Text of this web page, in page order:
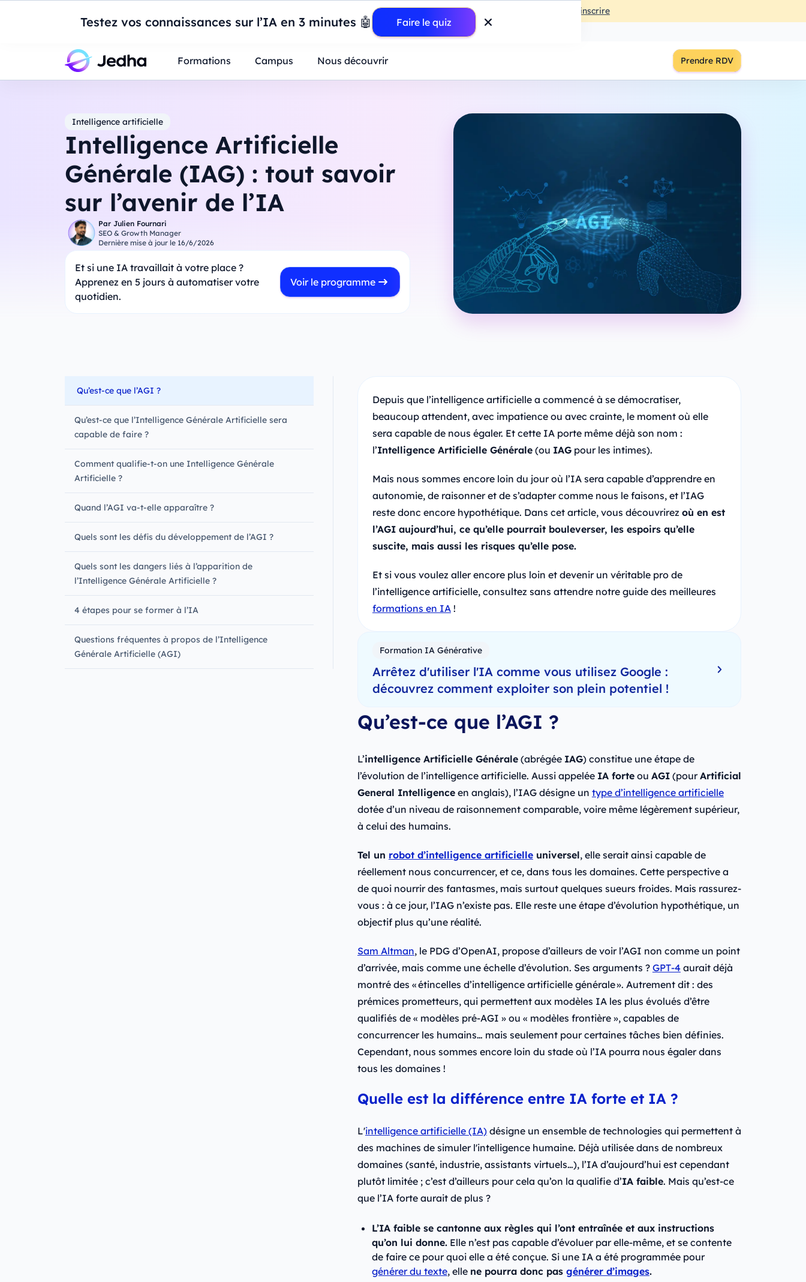
Testez vos connaissances sur l’IA en 3 minutes 🤖 Faire le quiz
Introduction à Power BI : construisez votre premier dashboard de A à Z
S'inscrire
Formations Campus Nous découvrir Prendre RDV
Intelligence artificielle
Intelligence Artificielle
Générale (IAG) : tout savoir
sur l’avenir de l’IA
Par Julien Fournari
SEO & Growth Manager
Dernière mise à jour le 16/6/2026
Et si une IA travaillait à votre place ?
Apprenez en 5 jours à automatiser votre
quotidien.
Voir le programme
Qu’est‑ce que l’AGI ?
Qu’est-ce que l’Intelligence Générale Artificielle sera
capable de faire ?
Comment qualifie-t-on une Intelligence Générale
Artificielle ?
Quand l’AGI va-t-elle apparaître ?
Quels sont les défis du développement de l’AGI ?
Quels sont les dangers liés à l’apparition de
l’Intelligence Générale Artificielle ?
4 étapes pour se former à l’IA
Questions fréquentes à propos de l’Intelligence
Générale Artificielle (AGI)
Depuis que l’intelligence artificielle a commencé à se démocratiser,
beaucoup attendent, avec impatience ou avec crainte, le moment où elle
sera capable de nous égaler. Et cette IA porte même déjà son nom :
l’Intelligence Artificielle Générale(ou IAGpour les intimes).
Mais nous sommes encore loin du jour où l’IA sera capable d’apprendre en
autonomie, de raisonner et de s’adapter comme nous le faisons, et l’IAG
reste donc encore hypothétique. Dans cet article, vous découvrirez où en est
l’AGI aujourd’hui, ce qu’elle pourrait bouleverser, les espoirs qu’elle
suscite, mais aussi les risques qu’elle pose.
Et si vous voulez aller encore plus loin et devenir un véritable pro de
l’intelligence artificielle, consultez sans attendre notre guide des meilleures
formations en IA!
Formation IA Générative
Arrêtez d'utiliser l'IA comme vous utilisez Google :
découvrez comment exploiter son plein potentiel !
Qu’est‑ce que l’AGI ?
L’intelligence Artificielle Générale(abrégée IAG) constitue une étape de
l’évolution de l’intelligence artificielle. Aussi appelée IA forteou AGI(pourArtificial
General Intelligenceen anglais), l’IAG désigne un type d’intelligence artificielle
dotée d’un niveau de raisonnement comparable, voire même légèrement supérieur,
à celui des humains.
Tel un robot d’intelligence artificielleuniversel, elle serait ainsi capable de
réellement nous concurrencer, et ce, dans tous les domaines. Cette perspective a
de quoi nourrir des fantasmes, mais surtout quelques sueurs froides. Mais rassurez-
vous : à ce jour, l’IAG n’existe pas. Elle reste une étape d’évolution hypothétique, un
objectif plus qu’une réalité.
Sam Altman, le PDG d’OpenAI, propose d’ailleurs de voir l’AGI non comme un point
d’arrivée, mais comme une échelle d’évolution. Ses arguments ? GPT‑4aurait déjà
montré des « étincelles d’intelligence artificielle générale ». Autrement dit : des
prémices prometteurs, qui permettent aux modèles IA les plus évolués d’être
qualifiés de « modèles pré‑AGI » ou « modèles frontière », capables de
concurrencer les humains… mais seulement pour certaines tâches bien définies.
Cependant, nous sommes encore loin du stade où l’IA pourra nous égaler dans
tous les domaines !
Quelle est la différence entre IA forte et IA ?
L'intelligence artificielle (IA)désigne un ensemble de technologies qui permettent à
des machines de simuler l'intelligence humaine. Déjà utilisée dans de nombreux
domaines (santé, industrie, assistants virtuels…), l’IA d’aujourd’hui est cependant
plutôt limitée ; c’est d’ailleurs pour cela qu’on la qualifie d’IA faible. Mais qu’est-ce
que l’IA forte aurait de plus ?
L’IA faible se cantonne aux règles qui l’ont entraînée et aux instructions
qu’on lui donne.Elle n’est pas capable d’évoluer par elle-même, et se contente
de faire ce pour quoi elle a été conçue. Si une IA a été programmée pour
générer du texte, elle ne pourra donc pas générer d’images.